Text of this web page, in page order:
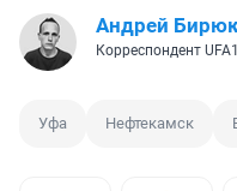
Андрей
Корреспондент
Уфа Нефтекамск